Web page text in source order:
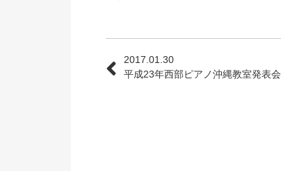
2017.01.30
平成23年西部ピアノ沖縄教室発表会